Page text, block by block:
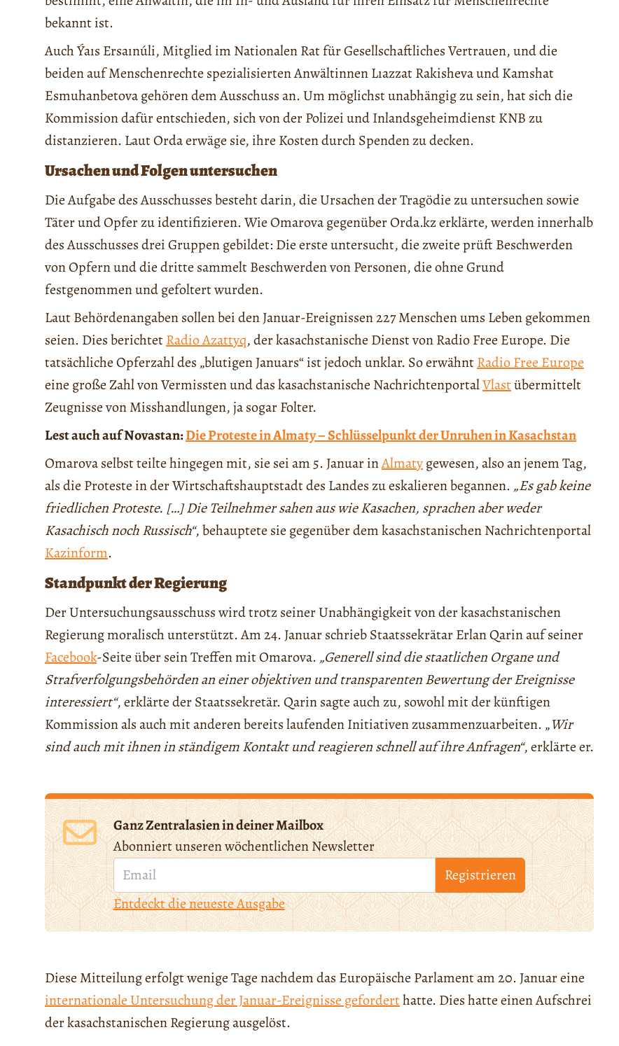
bekannt ist.
Auch Ýaıs Ersaınúli, Mitglied im Nationalen Rat für Gesellschaftliches Vertrauen, und die
beiden auf Menschenrechte spezialisierten Anwältinnen Lıazzat Rakisheva und Kamshat
Esmuhanbetova gehören dem Ausschuss an. Um möglichst unabhängig zu sein, hat sich die
Kommission dafür entschieden, sich von der Polizei und Inlandsgeheimdienst KNB zu
distanzieren. Laut Orda erwäge sie, ihre Kosten durch Spenden zu decken.
Ursachen und Folgen untersuchen
Die Aufgabe des Ausschusses besteht darin, die Ursachen der Tragödie zu untersuchen sowie
Täter und Opfer zu identifizieren. Wie Omarova gegenüber Orda.kz erklärte, werden innerhalb
des Ausschusses drei Gruppen gebildet: Die erste untersucht, die zweite prüft Beschwerden
von Opfern und die dritte sammelt Beschwerden von Personen, die ohne Grund
festgenommen und gefoltert wurden.
Laut Behördenangaben sollen bei den Januar-Ereignissen 227 Menschen ums Leben gekommen
seien. Dies berichtetRadio Azattyq, der kasachstanische Dienst von Radio Free Europe. Die
tatsächliche Opferzahl des „blutigen Januars“ ist jedoch unklar. So erwähntRadio Free Europe
eine große Zahl von Vermissten und das kasachstanische NachrichtenportalVlastübermittelt
Zeugnisse von Misshandlungen, ja sogar Folter.
Lest auch auf Novastan:Die Proteste in Almaty – Schlüsselpunkt der Unruhen in Kasachstan
Omarova selbst teilte hingegen mit, sie sei am 5. Januar inAlmatygewesen, also an jenem Tag,
als die Proteste in der Wirtschaftshauptstadt des Landes zu eskalieren begannen. „Es gab keine
friedlichen Proteste. […] Die Teilnehmer sahen aus wie Kasachen, sprachen aber weder
Kasachisch noch Russisch“, behauptete sie gegenüber dem kasachstanischen Nachrichtenportal
Kazinform.
Standpunkt der Regierung
Der Untersuchungsausschuss wird trotz seiner Unabhängigkeit von der kasachstanischen
Regierung moralisch unterstützt. Am 24. Januar schrieb Staatssekrätar Erlan Qarin auf seiner
Facebook-Seite über sein Treffen mit Omarova. „Generell sind die staatlichen Organe und
Strafverfolgungsbehörden an einer objektiven und transparenten Bewertung der Ereignisse
interessiert“, erklärte der Staatssekretär. Qarin sagte auch zu, sowohl mit der künftigen
Kommission als auch mit anderen bereits laufenden Initiativen zusammenzuarbeiten. „Wir
sind auch mit ihnen in ständigem Kontakt und reagieren schnell auf ihre Anfragen“, erklärte er.
Ganz Zentralasien in deiner Mailbox
Abonniert unseren wöchentlichen Newsletter
Registrieren
Entdeckt die neueste Ausgabe
Diese Mitteilung erfolgt wenige Tage nachdem das Europäische Parlament am 20. Januar eine
internationale Untersuchung der Januar-Ereignisse geforderthatte. Dies hatte einen Aufschrei
der kasachstanischen Regierung ausgelöst.